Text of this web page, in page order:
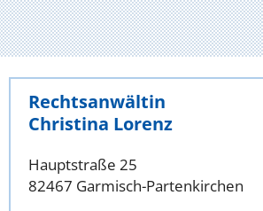
Rechtsanwältin
Christina Lorenz
Hauptstraße 25
82467 Garmisch-Partenkirchen